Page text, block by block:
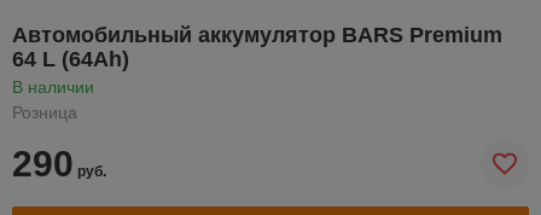
Автомобильный аккумулятор BARS Premium
64 L (64Ah)
В наличии
Розница
290 руб.